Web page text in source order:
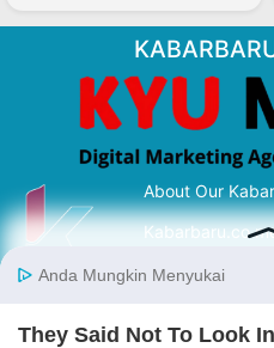
About Our
Kabarbaru.co
serta
Follow